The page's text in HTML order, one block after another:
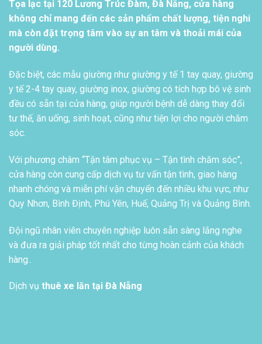
Tọa lạc tại 120 Lương Trúc Đàm, Đà Nẵng, cửa hàng
không chỉ mang đến các sản phẩm chất lượng, tiện nghi
mà còn đặt trọng tâm vào sự an tâm và thoải mái của
người dùng.
Đặc biệt, các mẫu giường như giường y tế 1 tay quay, giường
y tế 2-4 tay quay, giường inox, giường có tích hợp bô vệ sinh
đều có sẵn tại cửa hàng, giúp người bệnh dễ dàng thay đổi
tư thế, ăn uống, sinh hoạt, cũng như tiện lợi cho người chăm
sóc.
Với phương châm “Tận tâm phục vụ – Tận tình chăm sóc”,
cửa hàng còn cung cấp dịch vụ tư vấn tận tình, giao hàng
nhanh chóng và miễn phí vận chuyển đến nhiều khu vực, như
Quy Nhơn, Bình Định, Phú Yên, Huế, Quảng Trị và Quảng Bình.
Đội ngũ nhân viên chuyên nghiệp luôn sẵn sàng lắng nghe
và đưa ra giải pháp tốt nhất cho từng hoàn cảnh của khách
hàng..
Dịch vụ thuê xe lăn tại Đà Nẵng